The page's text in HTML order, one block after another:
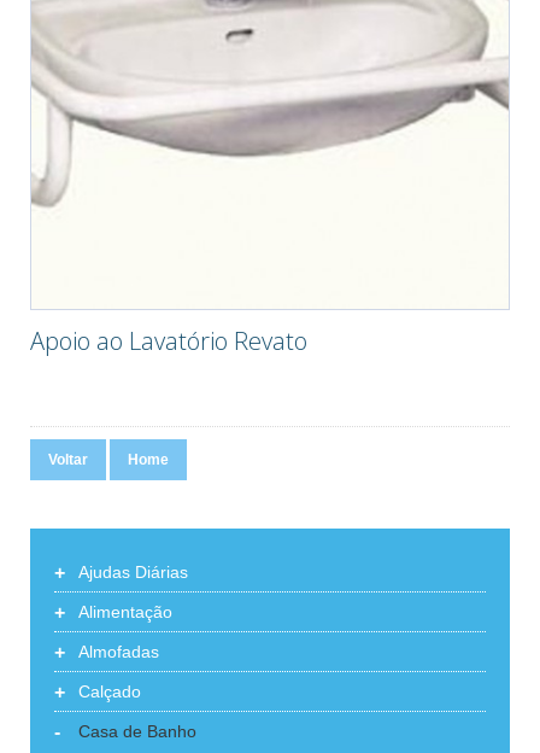
Apoio ao Lavatório Revato
Voltar Home
+ Ajudas Diárias
+ Alimentação
+ Almofadas
+ Calçado
- Casa de Banho